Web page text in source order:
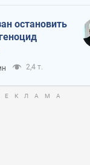
остановить
2,4 т.